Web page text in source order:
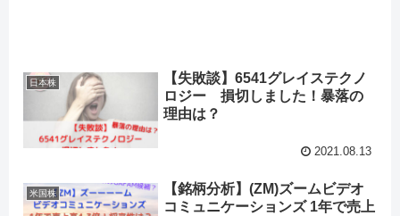
日本株
【失敗談】6541グレイステクノ
ロジー 損切しました！暴落の
理由は？
2021.08.13
米国株
【銘柄分析】(ZM)ズームビデオ
コミュニケーションズ 1年で売上